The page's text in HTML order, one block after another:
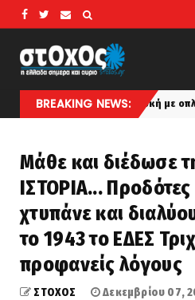
BREAKING NEWS:
εμπλοκή με οπλισμένα τουρκικά
Μάθε και διέδωσε
ΙΣΤΟΡΙΑ... Προδότες
χτυπάνε και
το 1943 το ΕΔΕΣ
προφανείς λόγους
ΣΤΟΧΟΣ Δεκεμβρίου 07,